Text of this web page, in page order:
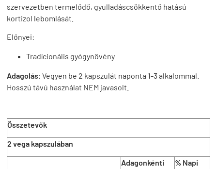
szervezetben termelődő, gyulladáscsökkentő hatású
kortizol lebomlását.
Előnyei:
Tradícionális gyógynövény
Adagolás: Vegyen be 2 kapszulát naponta 1-3 alkalommal.
Hosszú távú használat NEM javasolt.
Összetevők
2 vega kapszulában
Adagonkénti
% Napi